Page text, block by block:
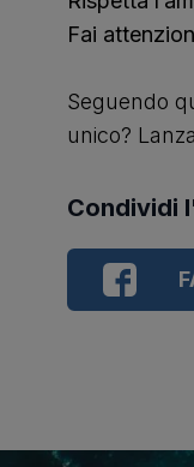
Fai
Seguendo
unico?
Condividi